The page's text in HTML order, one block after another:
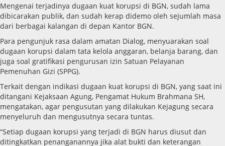
Mengenai terjadinya dugaan kuat korupsi di BGN, sudah lama
dibicarakan publik, dan sudah kerap didemo oleh sejumlah masa
dari berbagai kalangan di depan Kantor BGN.
Para pengunjuk rasa dalam amatan Dialog, menyuarakan soal
dugaan korupsi dalam tata kelola anggaran, belanja barang, dan
juga soal gratifikasi pengurusan izin Satuan Pelayanan
Pemenuhan Gizi (SPPG).
Terkait dengan indikasi dugaan kuat korupsi di BGN, yang saat ini
ditangani Kejaksaan Agung, Pengamat Hukum Brahmana SH,
mengatakan, agar pengusutan yang dilakukan Kejagung secara
menyeluruh dan mengusutnya secara tuntas.
“Setiap dugaan korupsi yang terjadi di BGN harus diusut dan
ditingkatkan penanganannya jika alat bukti dan keterangan